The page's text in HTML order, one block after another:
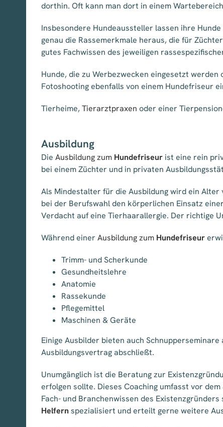
dorthin. Oft kann man dort in einem
Insbesondere Hundeaussteller lassen ihre
genau die Rassemerkmale heraus, die für
gutes Fachwissen des jeweiligen
Hunde, die zu Werbezwecken eingesetzt
Fotoshooting ebenfalls von einem Hundefriseur
Tierheime, Tierarztpraxen oder einer
Ausbildung
Die Ausbildung zum Hundefriseur ist eine rein
bei einem Züchter und in privaten
Als Mindestalter für die Ausbildung wird ein Alter
bei der Berufswahl den körperlichen Einsatz
Verdacht auf eine Tierhaarallergie. Der richtige
Während einer Ausbildung zum Hundefriseur
Trimm- und Scherkunde
Gesundheitslehre
Anatomie
Rassekunde
Pflegemittel
Maschinen & Geräte
Einige Ausbilder bieten auch
Ausbildungsvertrag abschließt.
Unumgänglich ist die Beratung zur
erfolgen sollte. Dieses Coaching umfasst vor
Fach- und Branchenwissen des
Helfernspezialisiert und erteilt gerne weitere